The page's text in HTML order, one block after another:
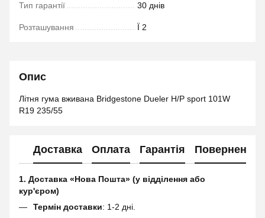
Тип гарантії 30 днів
Розташування Ї 2
Опис
Літня гума вживана Bridgestone Dueler H/P sport 101W
R19 235/55
Доставка Оплата Гарантія Повернення
1. Доставка «Нова Пошта» (у відділення або
кур'єром)
Термін доставки: 1-2 дні.